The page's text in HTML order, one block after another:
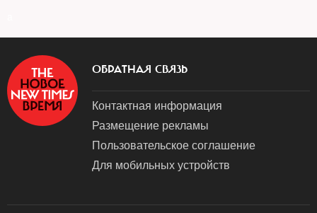
ОБРАТНАЯ СВЯЗЬ
Контактная информация
Размещение рекламы
Пользовательское соглашение
Для мобильных устройств